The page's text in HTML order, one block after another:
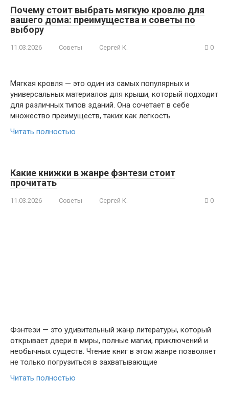
Почему стоит выбрать мягкую кровлю для
вашего дома: преимущества и советы по
выбору
11.03.2026 Советы Сергей К. 0
Мягкая кровля — это один из самых популярных и
универсальных материалов для крыши, который подходит
для различных типов зданий. Она сочетает в себе
множество преимуществ, таких как легкость
Читать полностью
Какие книжки в жанре фэнтези стоит
прочитать
11.03.2026 Советы Сергей К. 0
Фэнтези — это удивительный жанр литературы, который
открывает двери в миры, полные магии, приключений и
необычных существ. Чтение книг в этом жанре позволяет
не только погрузиться в захватывающие
Читать полностью